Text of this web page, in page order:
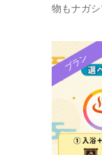
物もナガシ
プラン